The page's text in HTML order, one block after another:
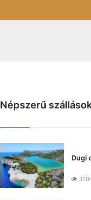
Népszerű
Dugi